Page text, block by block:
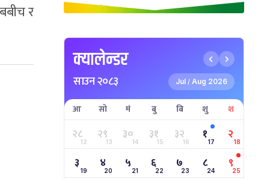
र
क्यालेन्डर
साउन २०८३ Jul / Aug 2026
आ सो मं बु बि शु श
२८12 २९13 ३०14 ३१15 ३२16 १17 २18
३ 19 ४20 ५ 21 ६22 ७23 ८24 ९25